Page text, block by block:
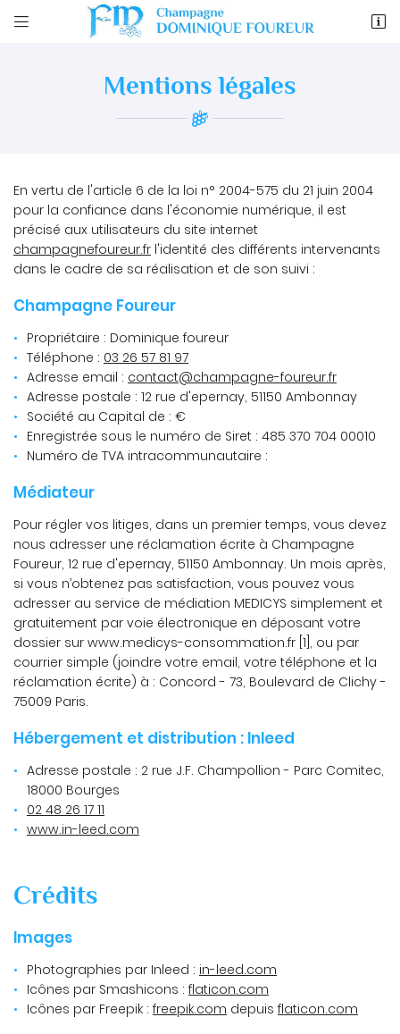

Accueil
& Philosophie
La Gamme

12 rue d'epernay
03 26 57 81 97
 Adresse email de réception
En cochant cette case, vous consentez à recevoir nos propositions
désinscrire à tout moment en utilisantle formulaire de désinscription
INSCRIPTION
Mentions légales
En vertu de l'article 6 de la loi n° 2004-575 du 21 juin 2004
pour la confiance dans l'économie numérique, il est
précisé aux utilisateurs du site internet
champagnefoureur.fr l'identité des différents intervenants
dans le cadre de sa réalisation et de son suivi :
Champagne Foureur
Propriétaire : Dominique foureur
Téléphone : 03 26 57 81 97
Adresse email :
Adresse postale : 12 rue d'epernay, 51150 Ambonnay
Société au Capital de : €
Enregistrée sous le numéro de Siret : 485 370 704 00010
Numéro de TVA intracommunautaire :
Médiateur
Pour régler vos litiges, dans un premier temps, vous devez
nous adresser une réclamation écrite à Champagne
Foureur, 12 rue d'epernay, 51150 Ambonnay. Un mois après,
si vous n’obtenez pas satisfaction, vous pouvez vous
adresser au service de médiation MEDICYS simplement et
gratuitement par voie électronique en déposant votre
dossier sur www.medicys-consommation.fr [1], ou par
courrier simple (joindre votre email, votre téléphone et la
réclamation écrite) à : Concord - 73, Boulevard de Clichy -
75009 Paris.
Hébergement et distribution : Inleed
Adresse postale : 2 rue J.F. Champollion - Parc Comitec,
18000 Bourges
02 48 26 17 11
www.in-leed.com
Crédits
Images
Photographies par Inleed : in-leed.com
Icônes par Smashicons :flaticon.com
Icônes par Freepik :freepik.com depuisflaticon.com